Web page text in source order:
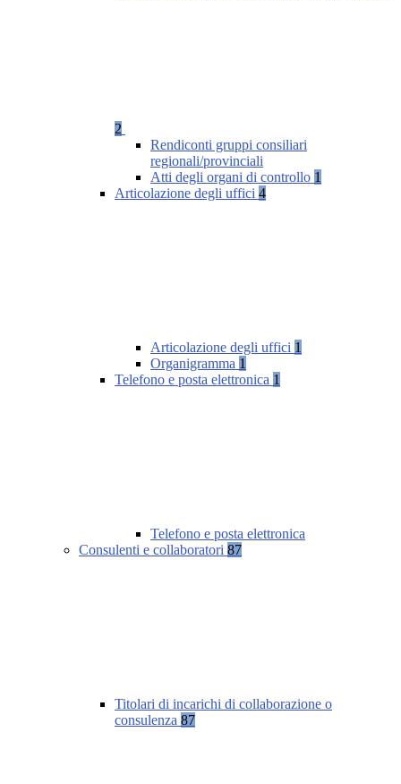
2
Rendiconti gruppi consiliari
regionali/provinciali
Atti degli organi di controllo 1
Articolazione degli uffici 4
Articolazione degli uffici 1
Organigramma 1
Telefono e posta elettronica 1
Telefono e posta elettronica
Consulenti e collaboratori 87
Titolari di incarichi di collaborazione o
consulenza 87